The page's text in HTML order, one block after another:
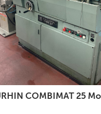
COMBIMAT 25